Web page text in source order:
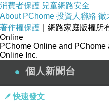
消費者保護 兒童網路安全
About PChome 投資人聯絡 徵
著作權保護 ｜網路家庭版權所
Online
PChome Online and PChome
Online Inc.
個人新聞台
快速發文